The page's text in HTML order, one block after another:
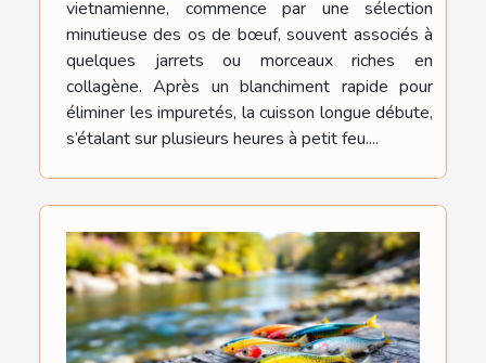
vietnamienne, commence par une sélection
minutieuse des os de bœuf, souvent associés à
quelques jarrets ou morceaux riches en
collagène. Après un blanchiment rapide pour
éliminer les impuretés, la cuisson longue débute,
s’étalant sur plusieurs heures à petit feu....